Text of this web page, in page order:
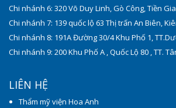
Chi nhánh 6: 320 Võ Duy Linh, Gò Công, Tiền
Chi nhánh 7: 139 quốc lộ 63 Thị trấn An Biên,
Chi nhánh 8: 191A Đường 30/4 Khu Phố 1,
Chi nhánh 9: 200 Khu Phố A , Quốc Lộ 80 , TT.
LIÊN HỆ
Thẩm mỹ viện Hoa Anh